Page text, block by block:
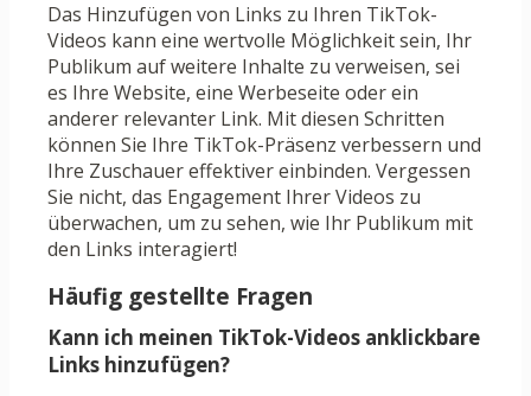
Das Hinzufügen von Links zu Ihren TikTok-
Videos kann eine wertvolle Möglichkeit sein, Ihr
Publikum auf weitere Inhalte zu verweisen, sei
es Ihre Website, eine Werbeseite oder ein
anderer relevanter Link. Mit diesen Schritten
können Sie Ihre TikTok-Präsenz verbessern und
Ihre Zuschauer effektiver einbinden. Vergessen
Sie nicht, das Engagement Ihrer Videos zu
überwachen, um zu sehen, wie Ihr Publikum mit
den Links interagiert!
Häufig gestellte Fragen
Kann ich meinen TikTok-Videos anklickbare
Links hinzufügen?